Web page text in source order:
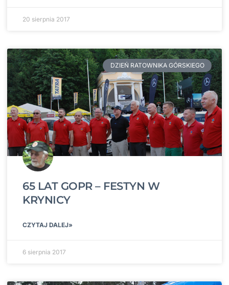
20 sierpnia 2017
DZIEŃ RATOWNIKA GÓRSKIEGO
65 LAT GOPR – FESTYN W
KRYNICY
CZYTAJ DALEJ»
6 sierpnia 2017